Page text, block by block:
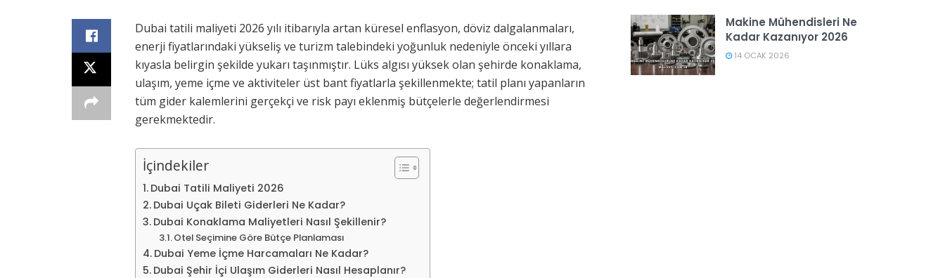
Dubai tatili maliyeti 2026 yılı itibarıyla artan küresel enflasyon, döviz dalgalanmaları,
enerji fiyatlarındaki yükseliş ve turizm talebindeki yoğunluk nedeniyle önceki yıllara
kıyasla belirgin şekilde yukarı taşınmıştır. Lüks algısı yüksek olan şehirde konaklama,
ulaşım, yeme içme ve aktiviteler üst bant fiyatlarla şekillenmekte; tatil planı yapanların
tüm gider kalemlerini gerçekçi ve risk payı eklenmiş bütçelerle değerlendirmesi
gerekmektedir.
İçindekiler
Dubai Tatili Maliyeti 2026
Dubai Uçak Bileti Giderleri Ne Kadar?
Dubai Konaklama Maliyetleri Nasıl Şekillenir?
Otel Seçimine Göre Bütçe Planlaması
Dubai Yeme İçme Harcamaları Ne Kadar?
Dubai Şehir İçi Ulaşım Giderleri Nasıl Hesaplanır?
Makine Mühendisleri Ne
Kadar Kazanıyor 2026
14 OCAK 2026